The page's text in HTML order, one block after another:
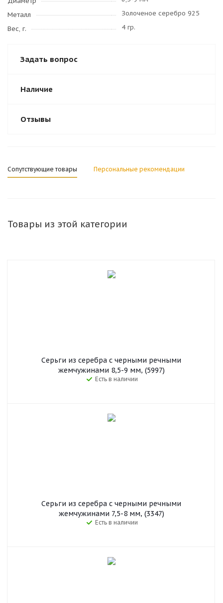
Металл
Золоченое серебро 925
Вес, г.
4 гр.
Задать вопрос
Наличие
Отзывы
Сопутствующие товары Персональные рекомендации
Товары из этой категории
Серьги из серебра с черными речными
жемчужинами 8,5-9 мм, (5997)
Есть в наличии
Серьги из серебра с черными речными
жемчужинами 7,5-8 мм, (3347)
Есть в наличии